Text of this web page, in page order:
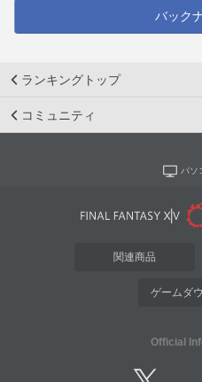
バック
ランキングトップ
コミュニティ
パソ
関連商品
ゲームダ
Official